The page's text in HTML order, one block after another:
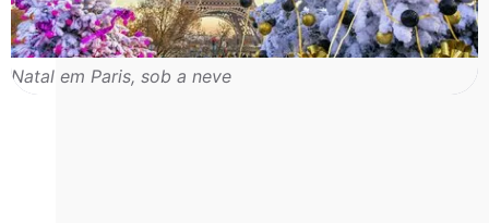
Natal em Paris, sob a neve